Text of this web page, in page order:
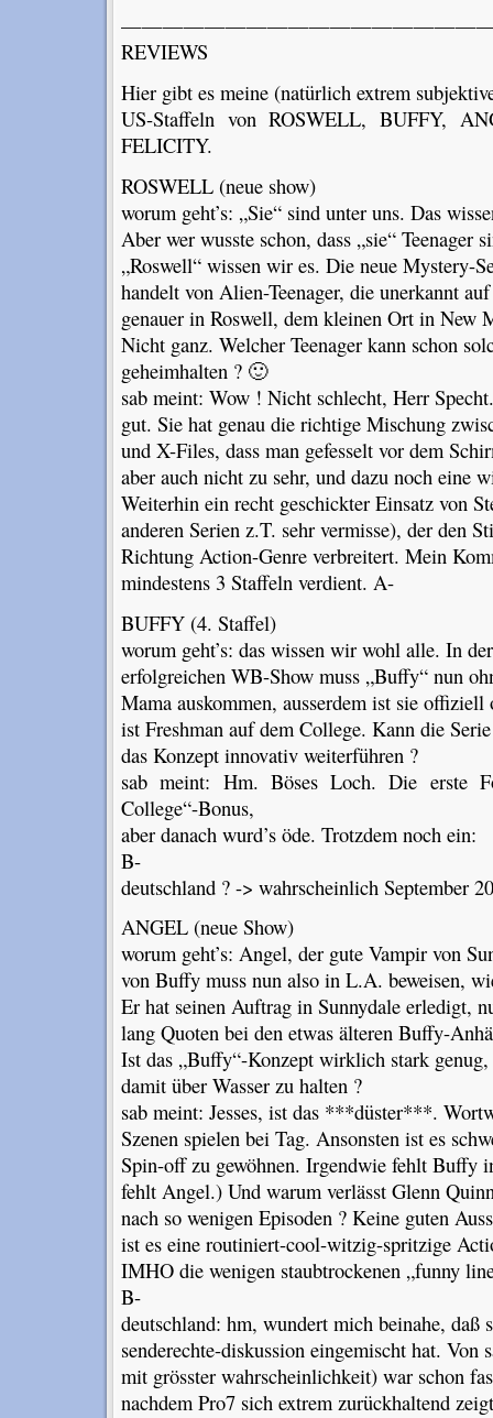
REVIEWS
Hier gibt es meine (natürlich extrem
US-Staffeln von ROSWELL, BUFFY,
FELICITY.
ROSWELL (neue show)
worum geht’s: „Sie“ sind unter uns. Das
Aber wer wusste schon, dass „sie“ Teenager
„Roswell“ wissen wir es. Die neue Mystery-
handelt von Alien-Teenager, die unerkannt
genauer in Roswell, dem kleinen Ort in New
Nicht ganz. Welcher Teenager kann schon
geheimhalten ? 🙂
sab meint: Wow ! Nicht schlecht, Herr
gut. Sie hat genau die richtige Mischung
und X-Files, dass man gefesselt vor dem
aber auch nicht zu sehr, und dazu noch eine
Weiterhin ein recht geschickter Einsatz von
anderen Serien z.T. sehr vermisse), der den
Richtung Action-Genre verbreitert. Mein
mindestens 3 Staffeln verdient. A-
BUFFY (4. Staffel)
worum geht’s: das wissen wir wohl alle. In
erfolgreichen WB-Show muss „Buffy“ nun
Mama auskommen, ausserdem ist sie offiziell
ist Freshman auf dem College. Kann die
das Konzept innovativ weiterführen ?
sab meint: Hm. Böses Loch. Die erste
College“-Bonus,
aber danach wurd’s öde. Trotzdem noch ein:
B-
deutschland ? -> wahrscheinlich September
ANGEL (neue Show)
worum geht’s: Angel, der gute Vampir von
von Buffy muss nun also in L.A. beweisen,
Er hat seinen Auftrag in Sunnydale erledigt,
lang Quoten bei den etwas älteren Buffy-
Ist das „Buffy“-Konzept wirklich stark
damit über Wasser zu halten ?
sab meint: Jesses, ist das ***düster***.
Szenen spielen bei Tag. Ansonsten ist es
Spin-off zu gewöhnen. Irgendwie fehlt Buffy
fehlt Angel.) Und warum verlässt Glenn
nach so wenigen Episoden ? Keine guten
ist es eine routiniert-cool-witzig-spritzige
IMHO die wenigen staubtrockenen „funny
B-
deutschland: hm, wundert mich beinahe,
senderechte-diskussion eingemischt hat. Von
mit grösster wahrscheinlichkeit) war schon
nachdem Pro7 sich extrem zurückhaltend